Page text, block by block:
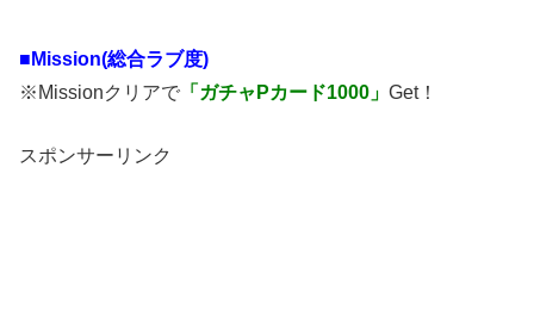
■Mission(総合ラブ度)
※Missionクリアで 「ガチャPカード1000」 Get！
スポンサーリンク